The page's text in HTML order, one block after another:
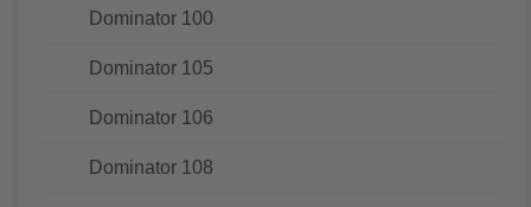
Dominator 100
Dominator 105
Dominator 106
Dominator 108